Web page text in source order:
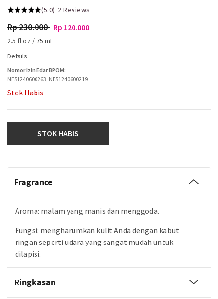
(5.0) 2 Reviews
Rp 230.000 Rp 120.000
2.5 fl oz / 75 mL
Nomor Izin Edar BPOM:
NE51240600263, NE51240600219
Stok Habis
STOK HABIS
Fragrance
Aroma: malam yang manis dan menggoda.
Fungsi: mengharumkan kulit Anda dengan kabut
ringan seperti udara yang sangat mudah untuk
dilapisi.
Ringkasan